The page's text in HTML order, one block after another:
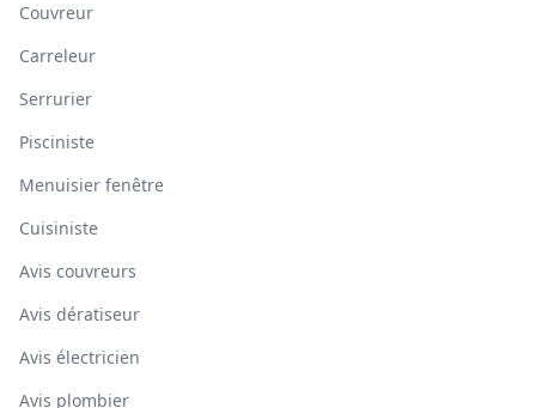
Couvreur
Carreleur
Serrurier
Pisciniste
Menuisier fenêtre
Cuisiniste
Avis couvreurs
Avis dératiseur
Avis électricien
Avis plombier